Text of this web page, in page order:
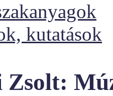
kutatások